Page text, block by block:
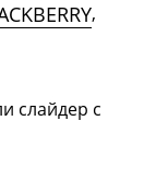
,
слайдер с